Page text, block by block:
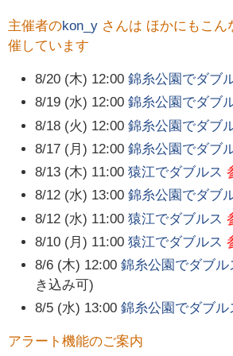
主催者のkon_y さんは ほかにもこん
催しています
8/20 (木) 12:00 錦糸公園でダブ
8/19 (水) 12:00 錦糸公園でダブ
8/18 (火) 12:00 錦糸公園でダブ
8/17 (月) 12:00 錦糸公園でダブ
8/13 (木) 11:00 猿江でダブルス
8/12 (水) 13:00 錦糸公園でダブ
8/12 (水) 11:00 猿江でダブルス
8/10 (月) 11:00 猿江でダブルス
8/6 (木) 12:00 錦糸公園でダブル
き込み可)
8/5 (水) 13:00 錦糸公園でダブル
アラート機能のご案内